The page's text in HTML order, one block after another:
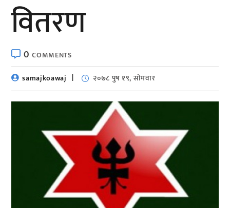
वितरण
0COMMENTS
samajkoawaj
२०७८ पुष १९, सोमवार